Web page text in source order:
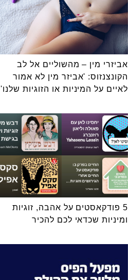
אביזרי מין – מהשוליים אל לב
הקונצנזוס: 'אביזר מין לא אמור
לאיים על המיניות או הזוגיות שלנו'
5 פודקאסטים על אהבה, זוגיות
ומיניות שכדאי לכם להכיר